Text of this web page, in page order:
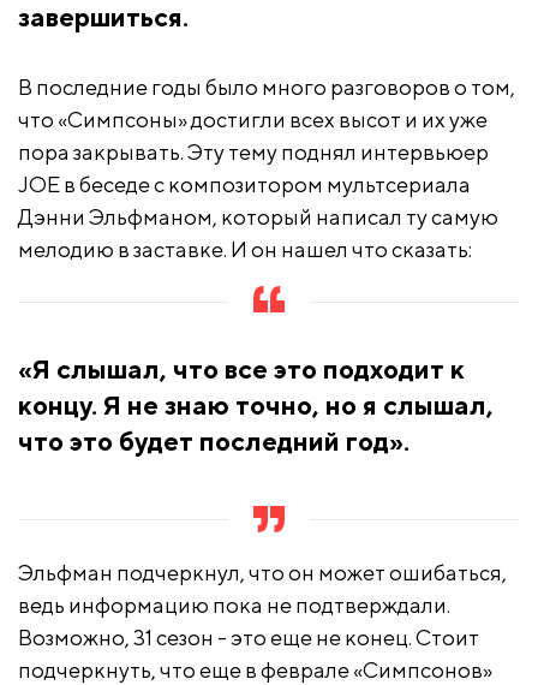
завершиться.
В последние годы было много разговоров о том,
что «Симпсоны» достигли всех высот и их уже
пора закрывать. Эту тему поднял интервьюер
JOE в беседе с композитором мультсериала
Дэнни Эльфманом, который написал ту самую
мелодию в заставке. И он нашел что сказать:
«Я слышал, что все это подходит к
концу. Я не знаю точно, но я слышал,
что это будет последний год».
Эльфман подчеркнул, что он может ошибаться,
ведь информацию пока не подтверждали.
Возможно, 31 сезон - это еще не конец. Стоит
подчеркнуть, что еще в феврале «Симпсонов»